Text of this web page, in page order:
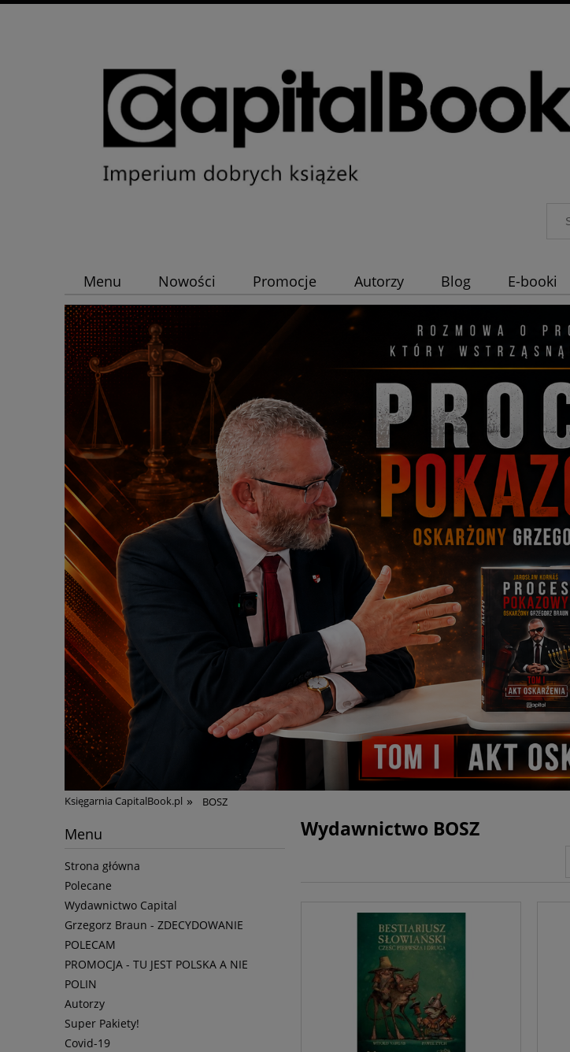
Menu Nowości Promocje Autorzy Blog E-booki
Księgarnia CapitalBook.pl » BOSZ
Menu
Strona główna
Polecane
Wydawnictwo Capital
Grzegorz Braun - ZDECYDOWANIE
POLECAM
PROMOCJA - TU JEST POLSKA A NIE
POLIN
Autorzy
Super Pakiety!
Covid-19
Wydawnictwo BOSZ